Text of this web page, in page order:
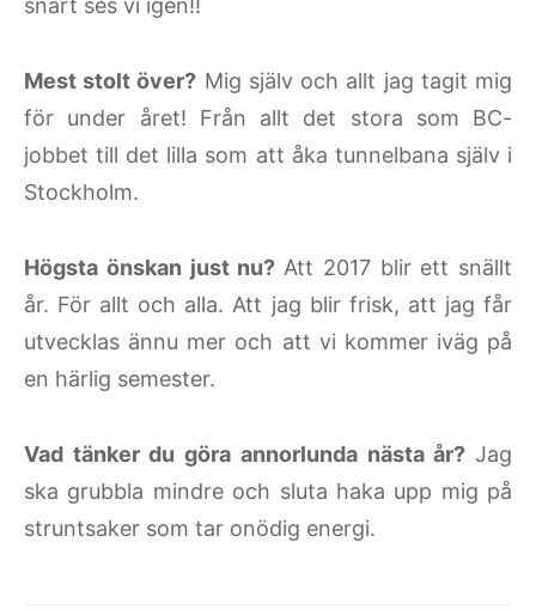
snart ses vi igen!!
Mest stolt över? Mig själv och allt jag tagit mig
för under året! Från allt det stora som BC-
jobbet till det lilla som att åka tunnelbana själv i
Stockholm.
Högsta önskan just nu? Att 2017 blir ett snällt
år. För allt och alla. Att jag blir frisk, att jag får
utvecklas ännu mer och att vi kommer iväg på
en härlig semester.
Vad tänker du göra annorlunda nästa år? Jag
ska grubbla mindre och sluta haka upp mig på
struntsaker som tar onödig energi.